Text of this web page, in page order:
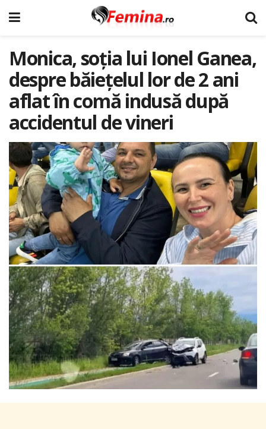
Monica, soția lui Ionel Ganea,
despre băiețelul lor de 2 ani
aflat în comă indusă după
accidentul de vineri